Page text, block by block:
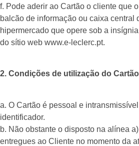
f. Pode aderir ao Cartão o cliente que
balcão de informação ou caixa central
hipermercado que opere sob a
do sítio web www.e-leclerc.pt.
2. Condições de utilização do Cartão
a. O Cartão é pessoal e
identificador.
b. Não obstante o disposto na alínea
entregues ao Cliente no momento da